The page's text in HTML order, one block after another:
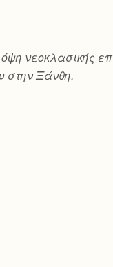
νεοκλασικής
στην Ξάνθη.